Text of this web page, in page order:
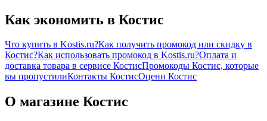
Как экономить в Костис
Что купить в Kostis.ru?Как получить промокод или скидку в
Костис?Как использовать промокод в Kostis.ru?Оплата и
доставка товара в сервисе КостисПромокоды Костис, которые
вы пропустилиКонтакты КостисОцени Костис
О магазине Костис